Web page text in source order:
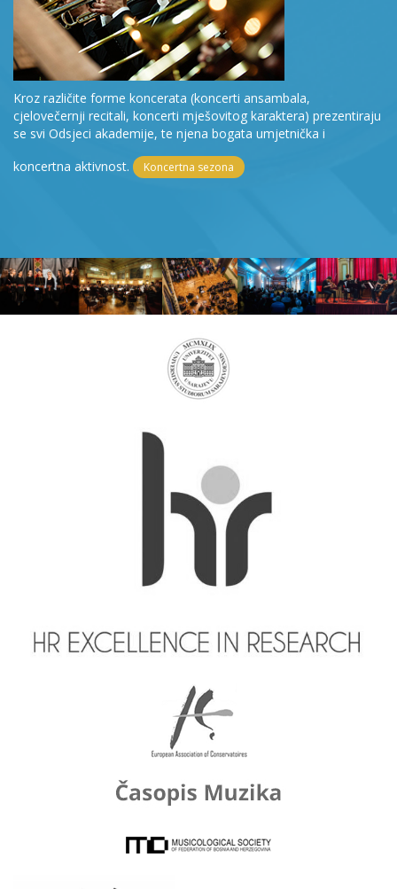
Kroz različite forme koncerata (koncerti ansambala,
cjelovečernji recitali, koncerti mješovitog karaktera) prezentiraju
se svi Odsjeci akademije, te njena bogata umjetnička i
koncertna aktivnost.
Koncertna sezona